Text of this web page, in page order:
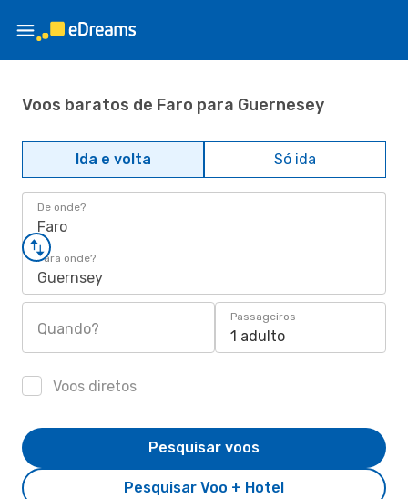
Voos baratos de Faro para Guernesey
Ida e volta Só ida
De onde?
Faro
Para onde?
Guernsey
Quando?
Passageiros
1 adulto
Voos diretos
Pesquisar Voo + Hotel
Pesquisar voos